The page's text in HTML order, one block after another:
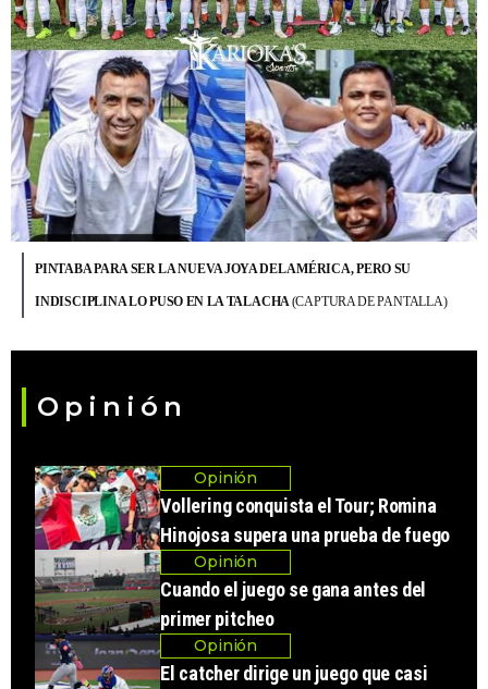
PINTABA PARA SER LA NUEVA JOYA DEL AMÉRICA, PERO SU
INDISCIPLINA LO PUSO EN LA TALACHA(CAPTURA DE PANTALLA)
Opinión
Opinión
Vollering conquista el Tour; Romina
Hinojosa supera una prueba de fuego
Opinión
Cuando el juego se gana antes del
primer pitcheo
Opinión
El catcher dirige un juego que casi